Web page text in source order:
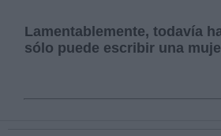
Lamentablemente, todavía
sólo puede escribir una